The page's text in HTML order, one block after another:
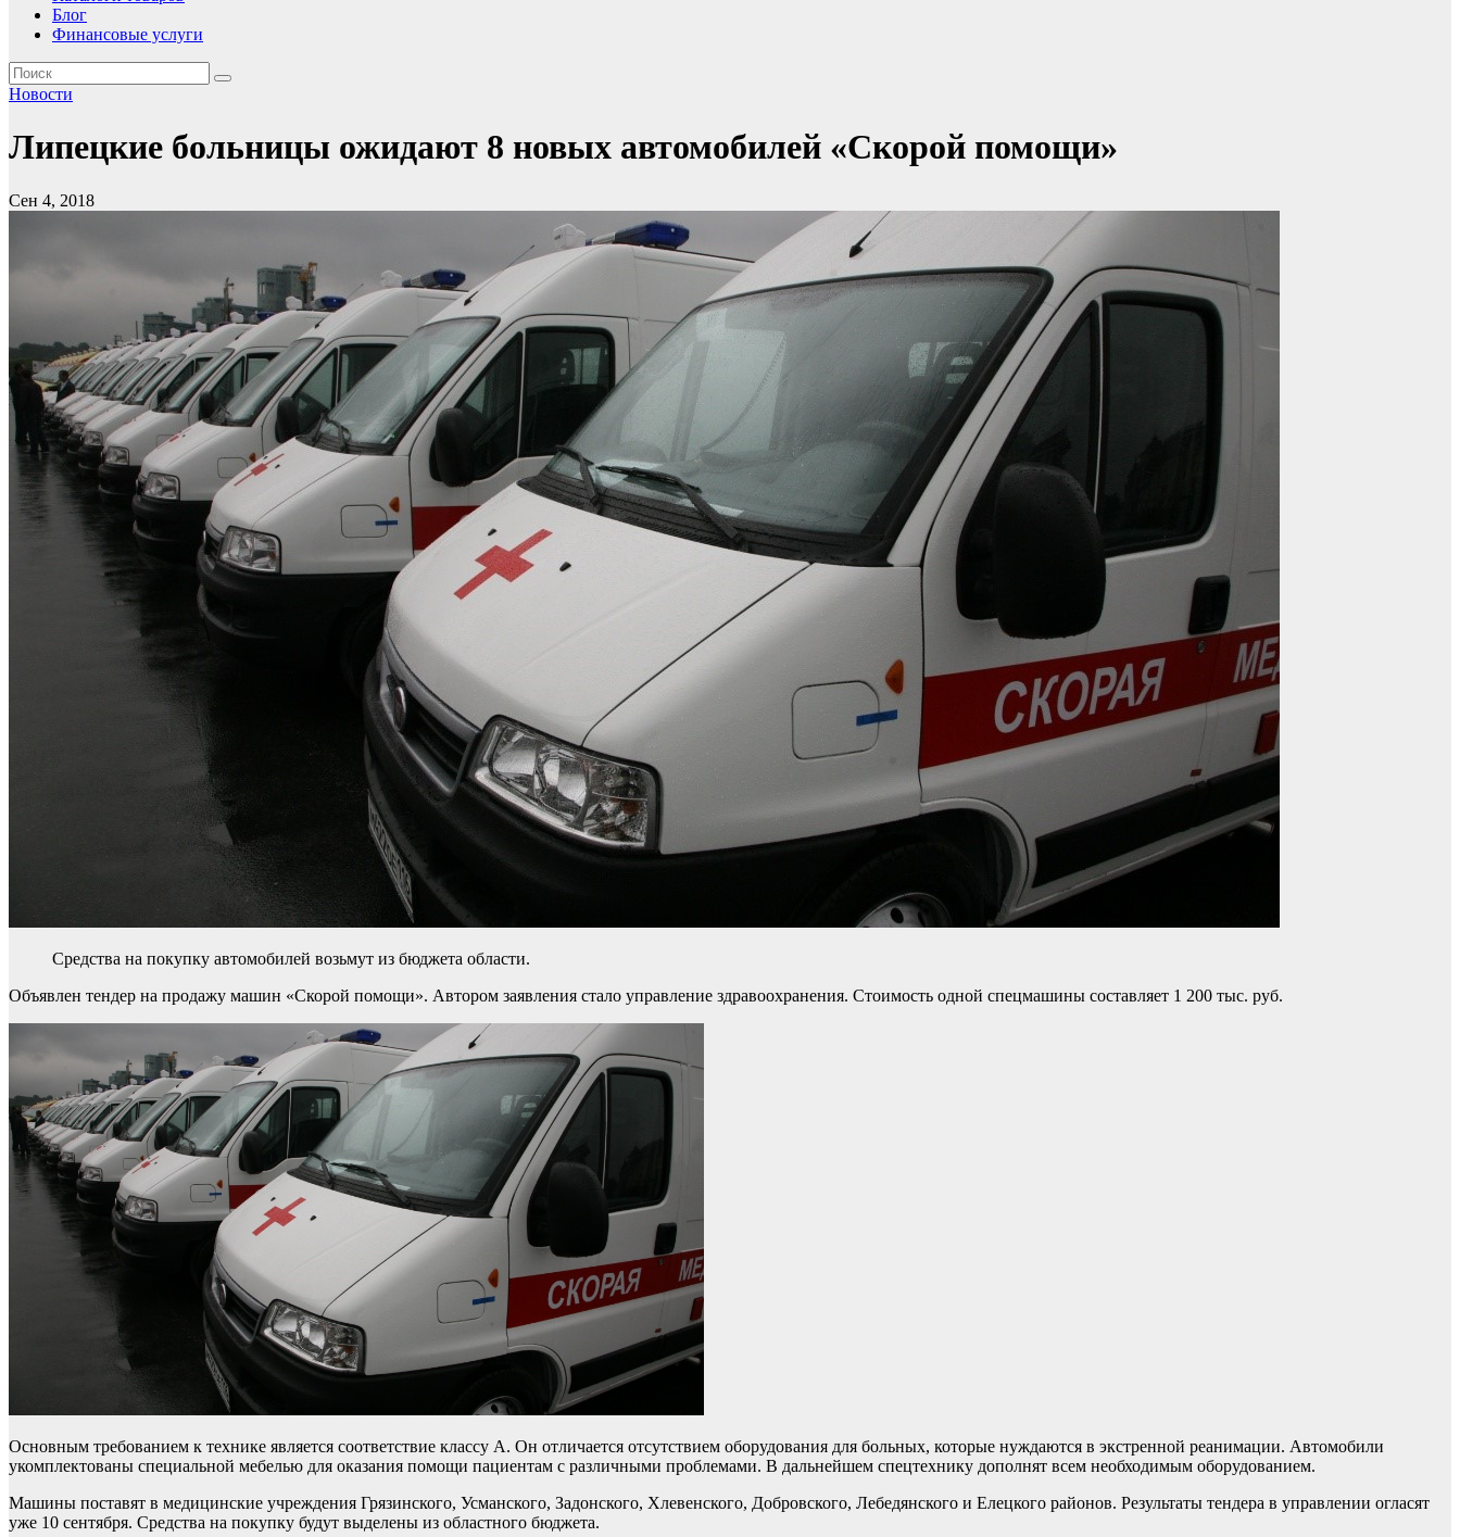
Блог
Финансовые услуги
Новости
Липецкие больницы ожидают 8 новых автомобилей «Скорой помощи»
Сен 4, 2018
Средства на покупку автомобилей возьмут из бюджета области.
Объявлен тендер на продажу машин «Скорой помощи». Автором заявления стало управление здравоохранения. Стоимость одной спецмашины составляет 1 200 тыс. руб.
Основным требованием к технике является соответствие классу А. Он отличается отсутствием оборудования для больных, которые нуждаются в экстренной реанимации. Автомобили
укомплектованы специальной мебелью для оказания помощи пациентам с различными проблемами. В дальнейшем спецтехнику дополнят всем необходимым оборудованием.
Машины поставят в медицинские учреждения Грязинского, Усманского, Задонского, Хлевенского, Добровского, Лебедянского и Елецкого районов. Результаты тендера в управлении огласят
уже 10 сентября. Средства на покупку будут выделены из областного бюджета.